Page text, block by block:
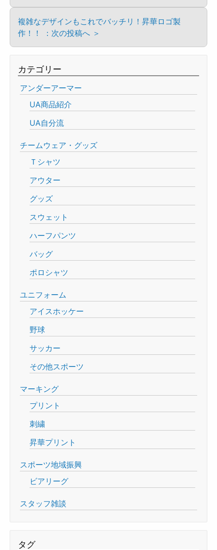
複雑なデザインもこれでバッチリ！昇華ロゴ製
作！！ ：次の投稿へ ＞
カテゴリー
アンダーアーマー
UA商品紹介
UA自分流
チームウェア・グッズ
Ｔシャツ
アウター
グッズ
スウェット
ハーフパンツ
バッグ
ポロシャツ
ユニフォーム
アイスホッケー
野球
サッカー
その他スポーツ
マーキング
プリント
刺繍
昇華プリント
スポーツ地域振興
ビアリーグ
スタッフ雑談
タグ